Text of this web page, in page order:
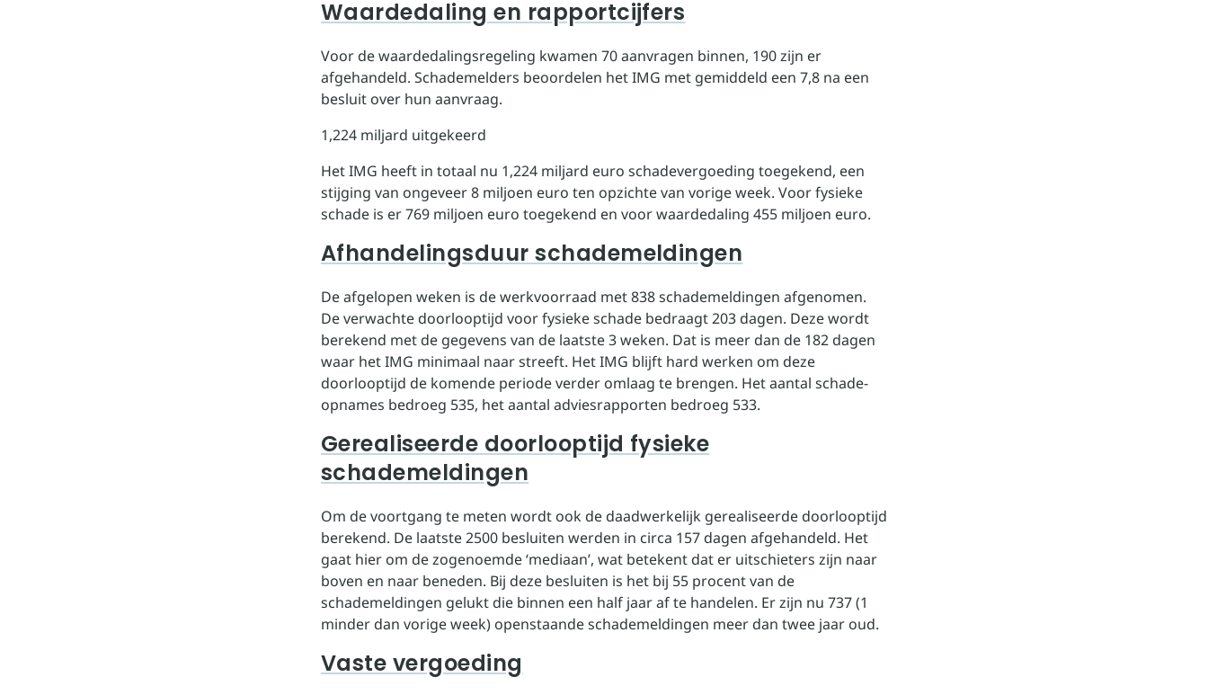
Waardedaling en rapportcijfers
Voor de waardedalingsregeling kwamen 70 aanvragen binnen, 190 zijn er
afgehandeld. Schademelders beoordelen het IMG met gemiddeld een 7,8 na een
besluit over hun aanvraag.
1,224 miljard uitgekeerd
Het IMG heeft in totaal nu 1,224 miljard euro schadevergoeding toegekend, een
stijging van ongeveer 8 miljoen euro ten opzichte van vorige week. Voor fysieke
schade is er 769 miljoen euro toegekend en voor waardedaling 455 miljoen euro.
Afhandelingsduur schademeldingen
De afgelopen weken is de werkvoorraad met 838 schademeldingen afgenomen.
De verwachte doorlooptijd voor fysieke schade bedraagt 203 dagen. Deze wordt
berekend met de gegevens van de laatste 3 weken. Dat is meer dan de 182 dagen
waar het IMG minimaal naar streeft. Het IMG blijft hard werken om deze
doorlooptijd de komende periode verder omlaag te brengen. Het aantal schade-
opnames bedroeg 535, het aantal adviesrapporten bedroeg 533.
Gerealiseerde doorlooptijd fysieke
schademeldingen
Om de voortgang te meten wordt ook de daadwerkelijk gerealiseerde doorlooptijd
berekend. De laatste 2500 besluiten werden in circa 157 dagen afgehandeld. Het
gaat hier om de zogenoemde ‘mediaan’, wat betekent dat er uitschieters zijn naar
boven en naar beneden. Bij deze besluiten is het bij 55 procent van de
schademeldingen gelukt die binnen een half jaar af te handelen. Er zijn nu 737 (1
minder dan vorige week) openstaande schademeldingen meer dan twee jaar oud.
Vaste vergoeding